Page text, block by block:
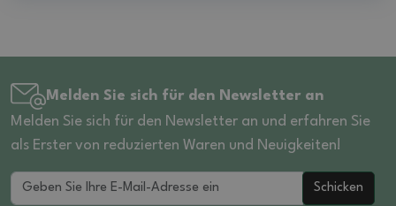
Melden Sie sich für den Newsletter an
Melden Sie sich für den Newsletter an und erfahren Sie
als Erster von reduzierten Waren und Neuigkeiten!
Schicken